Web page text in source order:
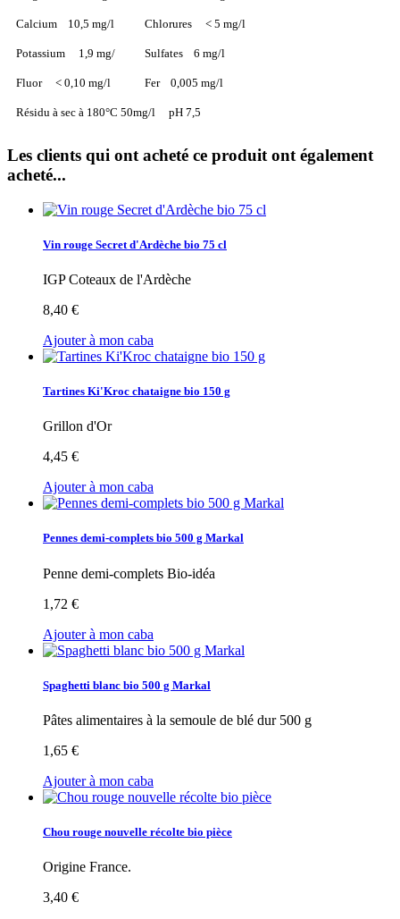
Calcium 10,5 mg/l Chlorures < 5 mg/l
Potassium 1,9 mg/ Sulfates 6 mg/l
Fluor < 0,10 mg/l Fer 0,005 mg/l
Résidu à sec à 180°C 50mg/l pH 7,5
Les clients qui ont acheté ce produit ont également
acheté...
Vin rouge Secret d'Ardèche bio 75 cl
IGP Coteaux de l'Ardèche
8,40 €
Ajouter à mon caba
Tartines Ki'Kroc chataigne bio 150 g
Grillon d'Or
4,45 €
Ajouter à mon caba
Pennes demi-complets bio 500 g Markal
Penne demi-complets Bio-idéa
1,72 €
Ajouter à mon caba
Spaghetti blanc bio 500 g Markal
Pâtes alimentaires à la semoule de blé dur 500 g
1,65 €
Ajouter à mon caba
Chou rouge nouvelle récolte bio pièce
Origine France.
3,40 €